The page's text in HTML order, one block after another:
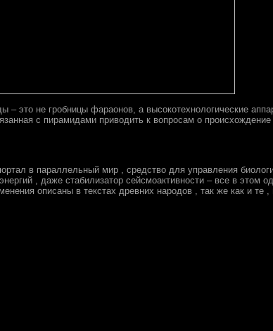
это не гробницы фараонов, а высокотехнологические
с пирамидами приводить к вопросам о происхождение
в параллельный мир , средство для управления
, даже стабилизатор сейсмоактивности – все в этом
описаны в текстах древних народов , так же как и те